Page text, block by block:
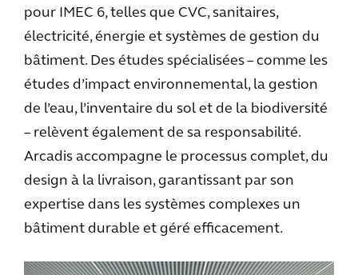
pour IMEC 6, telles que CVC, sanitaires,
électricité, énergie et systèmes de gestion du
bâtiment. Des études spécialisées – comme les
études d’impact environnemental, la gestion
de l’eau, l’inventaire du sol et de la biodiversité
– relèvent également de sa responsabilité.
Arcadis accompagne le processus complet, du
design à la livraison, garantissant par son
expertise dans les systèmes complexes un
bâtiment durable et géré efficacement.